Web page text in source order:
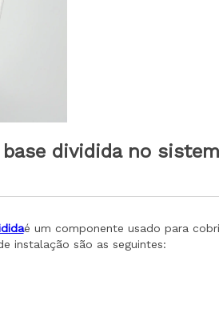
dividida no